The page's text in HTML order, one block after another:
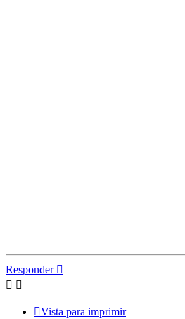
Responder
Vista para imprimir